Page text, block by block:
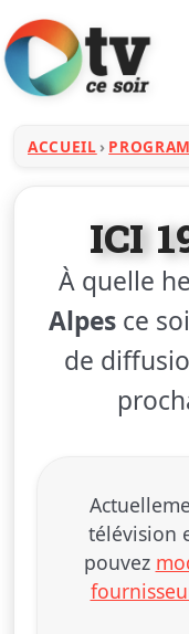
ACCUEIL
ICI
À quelle
Alpesce
de
télévision
pouvez